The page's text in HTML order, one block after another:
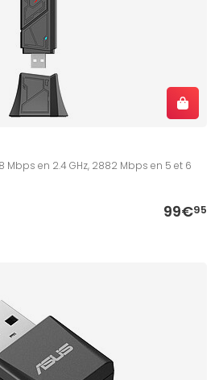
Mbps en 2.4 GHz, 2882 Mbps en 5 et 6
99€95